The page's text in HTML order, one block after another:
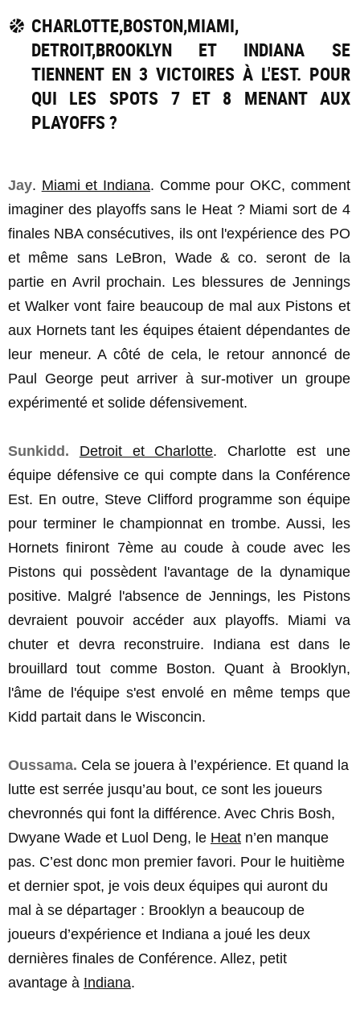
CHARLOTTE,BOSTON,MIAMI,
DETROIT,BROOKLYN ET INDIANA SE
TIENNENT EN 3 VICTOIRES À L'EST. POUR
QUI LES SPOTS 7 ET 8 MENANT AUX
PLAYOFFS ?
Jay. Miami et Indiana. Comme pour OKC, comment
imaginer des playoffs sans le Heat ? Miami sort de 4
finales NBA consécutives, ils ont l'expérience des PO
et même sans LeBron, Wade & co. seront de la
partie en Avril prochain. Les blessures de Jennings
et Walker vont faire beaucoup de mal aux Pistons et
aux Hornets tant les équipes étaient dépendantes de
leur meneur. A côté de cela, le retour annoncé de
Paul George peut arriver à sur-motiver un groupe
expérimenté et solide défensivement.
Sunkidd. Detroit et Charlotte. Charlotte est une
équipe défensive ce qui compte dans la Conférence
Est. En outre, Steve Clifford programme son équipe
pour terminer le championnat en trombe. Aussi, les
Hornets finiront 7ème au coude à coude avec les
Pistons qui possèdent l'avantage de la dynamique
positive. Malgré l'absence de Jennings, les Pistons
devraient pouvoir accéder aux playoffs. Miami va
chuter et devra reconstruire. Indiana est dans le
brouillard tout comme Boston. Quant à Brooklyn,
l'âme de l'équipe s'est envolé en même temps que
Kidd partait dans le Wisconcin.
Oussama. Cela se jouera à l’expérience. Et quand la
lutte est serrée jusqu’au bout, ce sont les joueurs
chevronnés qui font la différence. Avec Chris Bosh,
Dwyane Wade et Luol Deng, le Heat n’en manque
pas. C’est donc mon premier favori. Pour le huitième
et dernier spot, je vois deux équipes qui auront du
mal à se départager : Brooklyn a beaucoup de
joueurs d’expérience et Indiana a joué les deux
dernières finales de Conférence. Allez, petit
avantage à Indiana.